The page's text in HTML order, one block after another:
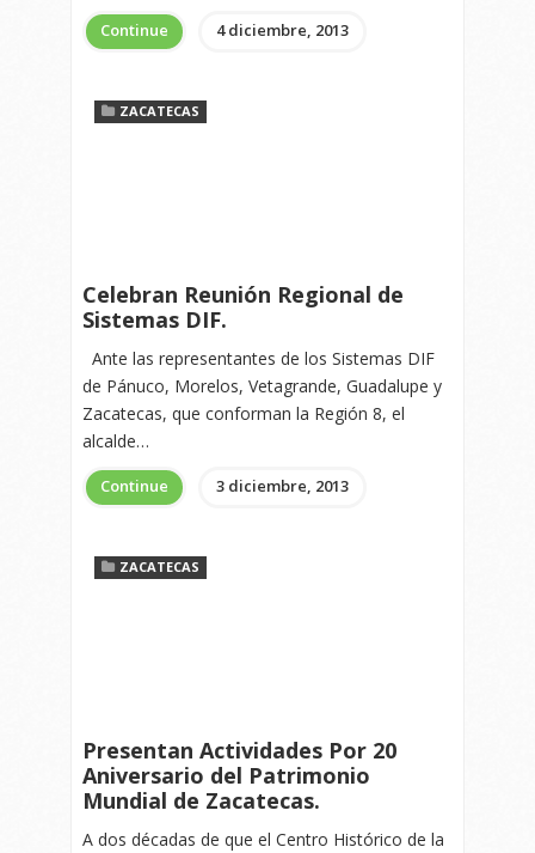
Continue 4 diciembre, 2013
ZACATECAS
Celebran Reunión Regional de
Sistemas DIF.
Ante las representantes de los Sistemas DIF
de Pánuco, Morelos, Vetagrande, Guadalupe y
Zacatecas, que conforman la Región 8, el
alcalde…
Continue 3 diciembre, 2013
ZACATECAS
Presentan Actividades Por 20
Aniversario del Patrimonio
Mundial de Zacatecas.
A dos décadas de que el Centro Histórico de la